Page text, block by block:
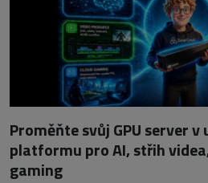
Proměňte svůj GPU server
platformu pro AI, střih
gaming